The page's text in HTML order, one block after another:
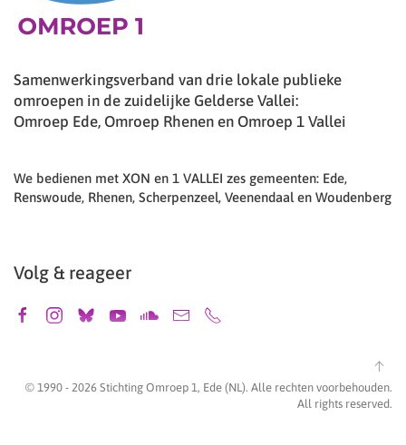
Samenwerkingsverband van drie lokale publieke
omroepen in de zuidelijke Gelderse Vallei:
Omroep Ede, Omroep Rhenen en Omroep 1 Vallei
We bedienen met XON en 1 VALLEI zes gemeenten: Ede,
Renswoude, Rhenen, Scherpenzeel, Veenendaal en Woudenberg
Volg & reageer
© 1990 - 2026 Stichting Omroep 1, Ede (NL). Alle rechten voorbehouden.
All rights reserved.